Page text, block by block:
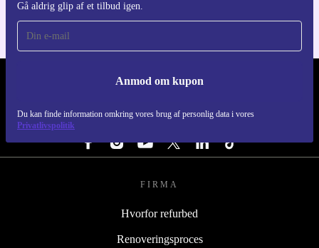
Gå aldrig glip af et tilbud igen.
Anmod om kupon
Du kan finde information omkring vores brug af personlig data i vores
Privatlivspolitik
REFURBED DANMARK - RETHINK NEW.
FØLG OS
FIRMA
Hvorfor refurbed
Renoveringsproces